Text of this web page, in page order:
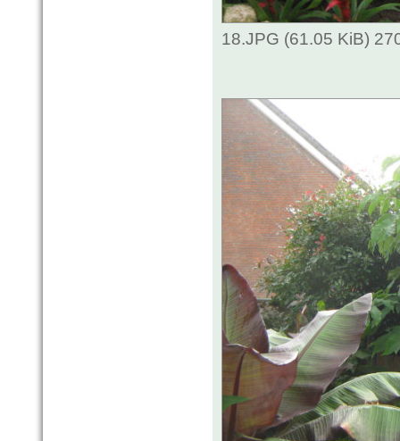
18.JPG (61.05 KiB)